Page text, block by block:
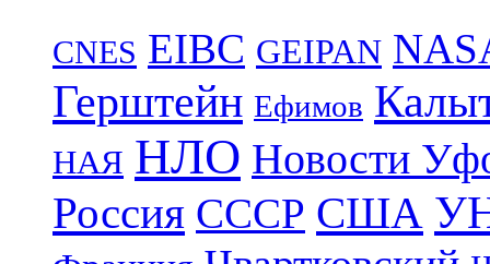
CNES EIBC GEIPAN
Герштейн Ефимов
НАЯ НЛО Новости
Россия СССР США